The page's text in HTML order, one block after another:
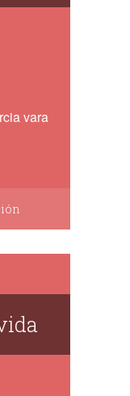
vara